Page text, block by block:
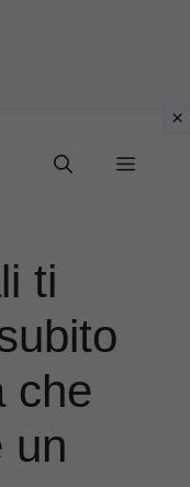
Menu
ti
che
un